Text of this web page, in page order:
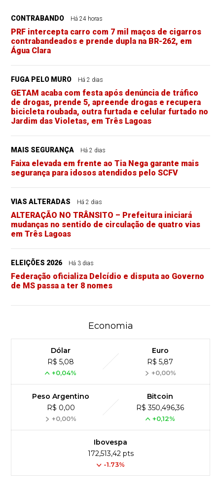
CONTRABANDO Há 24 horas
PRF intercepta carro com 7 mil maços de cigarros
contrabandeados e prende dupla na BR-262, em
Água Clara
FUGA PELO MURO Há 2 dias
GETAM acaba com festa após denúncia de tráfico
de drogas, prende 5, apreende drogas e recupera
bicicleta roubada, outra furtada e celular furtado no
Jardim das Violetas, em Três Lagoas
MAIS SEGURANÇA Há 2 dias
Faixa elevada em frente ao Tia Nega garante mais
segurança para idosos atendidos pelo SCFV
VIAS ALTERADAS Há 2 dias
ALTERAÇÃO NO TRÂNSITO – Prefeitura iniciará
mudanças no sentido de circulação de quatro vias
em Três Lagoas
ELEIÇÕES 2026 Há 3 dias
Federação oficializa Delcídio e disputa ao Governo
de MS passa a ter 8 nomes
Economia
Dólar
R$ 5,08
+0,04%
Euro
R$ 5,87
+0,00%
Peso Argentino
R$ 0,00
+0,00%
Bitcoin
R$ 350,496,36
+0,12%
Ibovespa
172,513,42 pts
-1.73%